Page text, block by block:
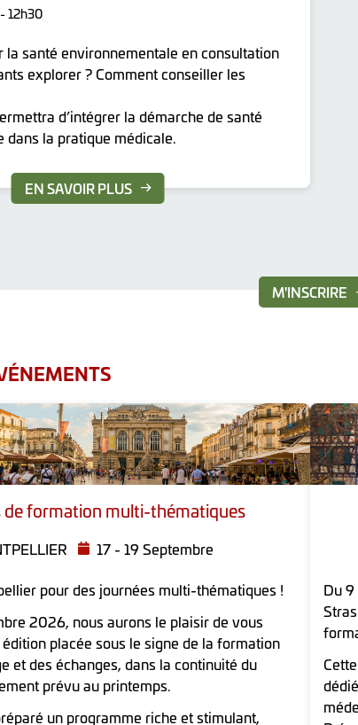
12h30
la santé environnementale en consultation
explorer ? Comment conseiller les
d’intégrer la démarche de santé
dans la pratique médicale.
EN SAVOIR PLUS
M'INSCRIRE
de formation multi-thématiques
17 - 19 Septembre
pour des journées multi-thématiques !
2026, nous aurons le plaisir de vous
placée sous le signe de la formation
et des échanges, dans la continuité du
prévu au printemps.
un programme riche et stimulant,
Du